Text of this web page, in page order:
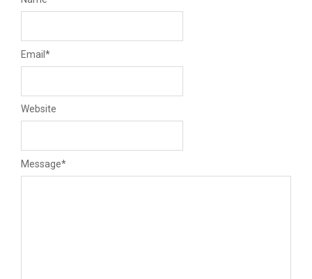
Message*
Email *
Website